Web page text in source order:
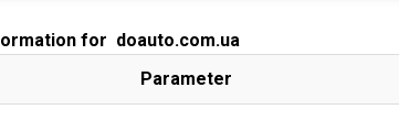
for doauto.com.ua
Parameter